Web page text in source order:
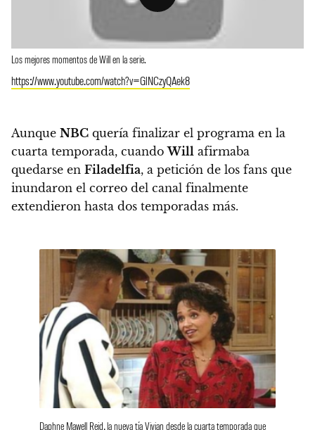
Los mejores momentos de Will en la serie.
https://www.youtube.com/watch?v=GlNCzyQAek8
Aunque NBC quería finalizar el programa en la
cuarta temporada, cuandoWill afirmaba
quedarse en Filadelfia, a petición de los fans que
inundaron el correo del canal finalmente
extendieron hasta dos temporadas más.
Daphne Mawell Reid, la nueva tía Vivian desde la cuarta temporada que